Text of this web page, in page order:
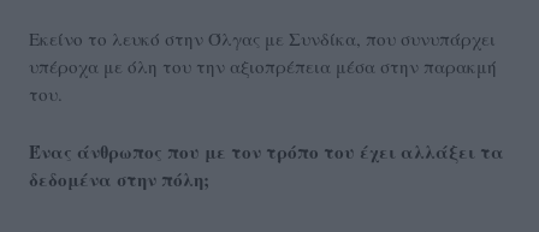
Εκείνο το λευκό στην Όλγας με Συνδίκα, που συνυπάρχει
υπέροχα με όλη του την αξιοπρέπεια μέσα στην παρακμή
του.
Ένας άνθρωπος που με τον τρόπο του έχει αλλάξει τα
δεδομένα στην πόλη;